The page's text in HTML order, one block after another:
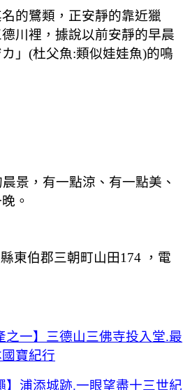
的鷺類，正安靜的靠近獵
川裡，據說以前安靜的早晨
」(杜父魚:類似娃娃魚)的鳴
景，有一點涼、有一點美、
。
東伯郡三朝町山田174 ，電
之一】三德山三佛寺投入堂.最
寶紀行
】浦添城跡.一眼望盡十三世紀